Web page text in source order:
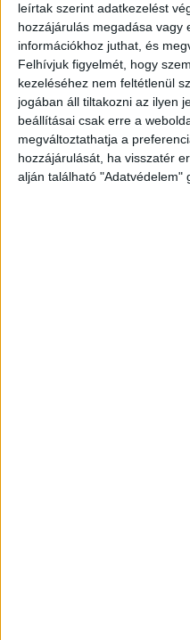
leírtak szerint adatkezelést
hozzájárulás megadása vagy
információkhoz juthat, és
Felhívjuk figyelmét, hogy
kezeléséhez nem feltétlenül
jogában áll tiltakozni az ilyen
beállításai csak erre a
megváltoztathatja a
hozzájárulását, ha visszatér
alján található "Adatvédelem"